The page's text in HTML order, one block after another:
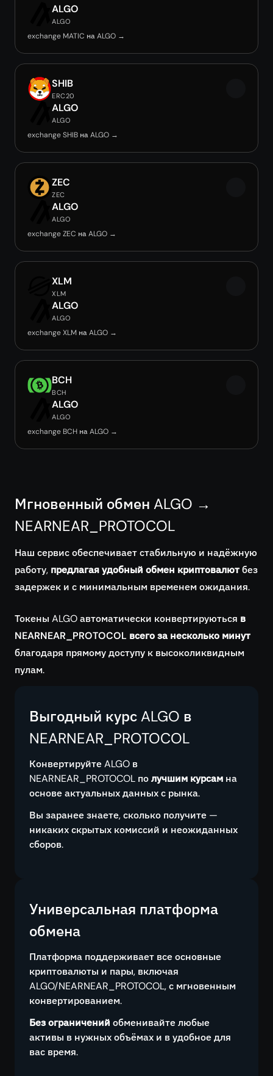
ALGO
ALGO
exchange MATIC на ALGO →
SHIB
ERC20
ALGO
ALGO
exchange SHIB на ALGO →
ZEC
ZEC
ALGO
ALGO
exchange ZEC на ALGO →
XLM
XLM
ALGO
ALGO
exchange XLM на ALGO →
BCH
BCH
ALGO
ALGO
exchange BCH на ALGO →
Мгновенный обмен ALGO →
NEARNEAR_PROTOCOL
Наш сервис обеспечивает стабильную и надёжную
работу, предлагая удобный обмен криптовалютбез
задержек и с минимальным временем ожидания.
Токены ALGO автоматически конвертируються в
NEARNEAR_PROTOCOL всего за несколько минут
благодаря прямому доступу к высоколиквидным
пулам.
Выгодный курс ALGO в
NEARNEAR_PROTOCOL
Конвертируйте ALGO в
NEARNEAR_PROTOCOL получшим курсам на
основе актуальных данных с рынка.
Вы заранее знаете, сколько получите —
никаких скрытых комиссий и неожиданных
сборов.
Универсальная платформа
обмена
Платформа поддерживает все основные
криптовалюты и пары, включая
ALGO/NEARNEAR_PROTOCOL, с мгновенным
конвертированием.
Без ограничений обменивайте любые
активы в нужных объёмах и в удобное для
вас время.